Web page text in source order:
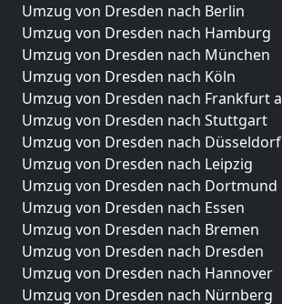
Umzug von Dresden nach Berlin
Umzug von Dresden nach Hamburg
Umzug von Dresden nach München
Umzug von Dresden nach Köln
Umzug von Dresden nach Frankfurt
Umzug von Dresden nach Stuttgart
Umzug von Dresden nach Düsseldorf
Umzug von Dresden nach Leipzig
Umzug von Dresden nach Dortmund
Umzug von Dresden nach Essen
Umzug von Dresden nach Bremen
Umzug von Dresden nach Dresden
Umzug von Dresden nach Hannover
Umzug von Dresden nach Nürnberg